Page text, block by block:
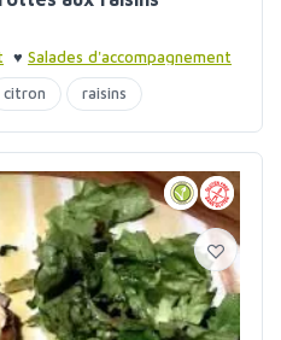
♥ Salades d'accompagnement
citron raisins